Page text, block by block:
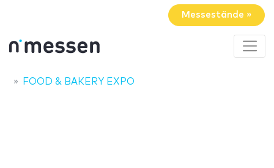
Messestände »
FOOD & BAKERY EXPO